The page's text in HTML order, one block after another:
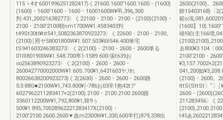
115ヽ4す6001996251282417)く21600.1600'1600.1600・(1600)
(1600)・1600'1600・1600・16001600W¥弔,396,300
判:431,200216382773〉く22100・2100・2100・(2100)(2100)・
2100・2100'2100朝nm1700W¥1.4583403判
t49St30tl¥tit541,5082363870923273〉く22600・2100・2100。
(2100)￨照ヤ58001800W¥1.507.503¥lⅢ546.400単宅
tS941603246383273〉く2(2100)・2100・2600・2600単る
01Ⅲ801900W¥1.548.700率1‐1589.600‐張t639お
∞2563890923273〉く2(2100)・2600・2600・
260042770002000W¥1.60S.700¥1,6431603ヤ,!れ
80026638200923273)く2(2600)・2600・2600・2600路
S3:88G■2100W¥1,743.800¥￨‐786お03辛1抱42tア
6027962211283417×2(2100).2100・2100.2100.2600路
3360112200W¥1,792,800¥1,韓9ぅ
500¥1:895,70028962221283417X(2100)・
2100'2100.2600.2600▼血m2300W¥1,330,600半打j879,338出
2600(2100)。
帥15403168)〈
範o鴻
(1600】
竣!0白主166増
ゑ800¥3.104〔
2100'2100・
041,200如
(2100)・2600。
lttS(SttSt〕“〕￨
2600・
211283456〉く
t45あ